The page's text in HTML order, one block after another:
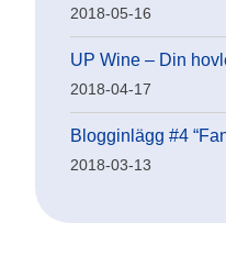
2018-05-16
UP Wine – Din
2018-04-17
Blogginlägg #4
2018-03-13